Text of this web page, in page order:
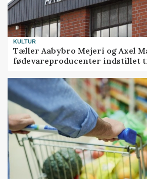
KULTUR
Tæller Aabybro Mejeri og Axel
fødevareproducenter indstillet